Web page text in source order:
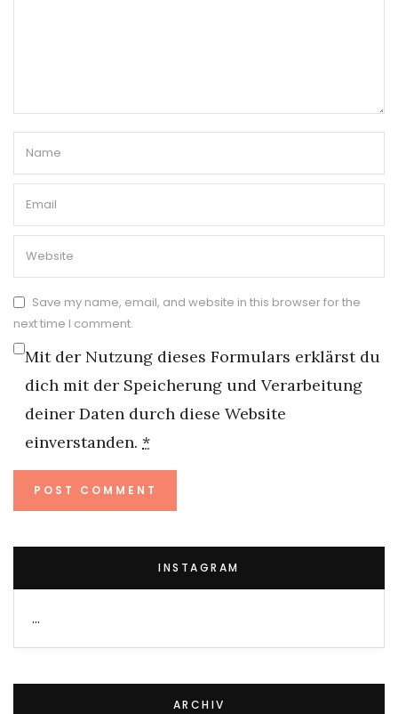
Save my name, email, and website in this browser for the
next time I comment.
Mit der Nutzung dieses Formulars erklärst du
dich mit der Speicherung und Verarbeitung
deiner Daten durch diese Website
einverstanden. *
INSTAGRAM
…
ARCHIV